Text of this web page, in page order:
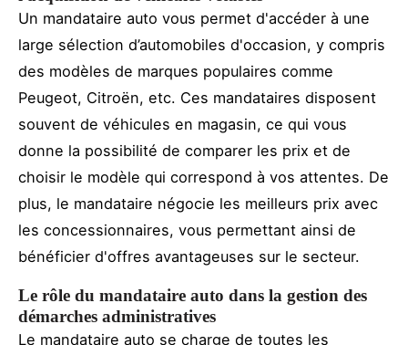
Un mandataire auto vous permet d'accéder à une
large sélection d’automobiles d'occasion, y compris
des modèles de marques populaires comme
Peugeot, Citroën, etc. Ces mandataires disposent
souvent de véhicules en magasin, ce qui vous
donne la possibilité de comparer les prix et de
choisir le modèle qui correspond à vos attentes. De
plus, le mandataire négocie les meilleurs prix avec
les concessionnaires, vous permettant ainsi de
bénéficier d'offres avantageuses sur le secteur.
Le rôle du mandataire auto dans la gestion des
démarches administratives
Le mandataire auto se charge de toutes les